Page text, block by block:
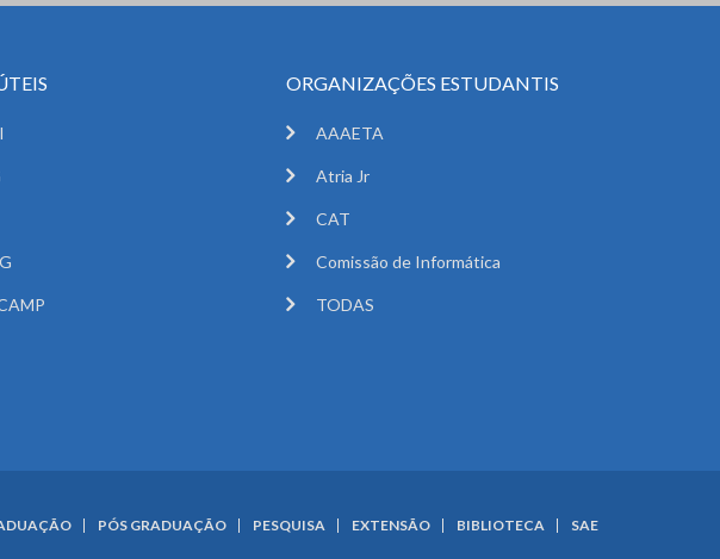
ORGANIZAÇÕES ESTUDANTIS
AAAETA
Atria Jr
CAT
Comissão de Informática
TODAS
PÓS GRADUAÇÃO PESQUISA EXTENSÃO BIBLIOTECA SAE